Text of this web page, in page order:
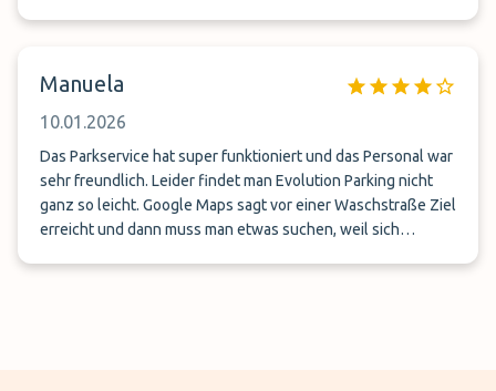
Manuela
10.01.2026
Das Parkservice hat super funktioniert und das Personal war
sehr freundlich. Leider findet man Evolution Parking nicht
ganz so leicht. Google Maps sagt vor einer Waschstraße Ziel
erreicht und dann muss man etwas suchen, weil sich